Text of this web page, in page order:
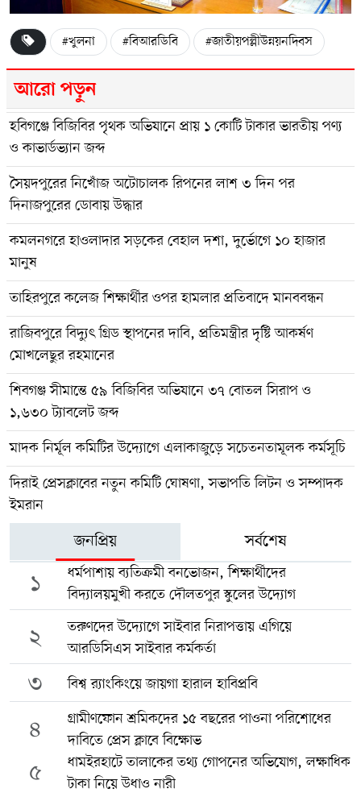
#খুলনা #বিআরডিবি #জাতীয়পল্লীউন্নয়নদিবস
আরো পড়ুন
হবিগঞ্জে বিজিবির পৃথক অভিযানে প্রায় ১ কোটি টাকার ভারতীয় পণ্য
ও কাভার্ডভ্যান জব্দ
সৈয়দপুরের নিখোঁজ অটোচালক রিপনের লাশ ৩ দিন পর
দিনাজপুরের ডোবায় উদ্ধার
কমলনগরে হাওলাদার সড়কের বেহাল দশা, দুর্ভোগে ১০ হাজার
মানুষ
তাহিরপুরে কলেজ শিক্ষার্থীর ওপর হামলার প্রতিবাদে মানববন্ধন
রাজিবপুরে বিদ্যুৎ গ্রিড স্থাপনের দাবি, প্রতিমন্ত্রীর দৃষ্টি আকর্ষণ
মোখলেছুর রহমানের
শিবগঞ্জ সীমান্তে ৫৯ বিজিবির অভিযানে ৩৭ বোতল সিরাপ ও
১,৬৩০ ট্যাবলেট জব্দ
মাদক নির্মূল কমিটির উদ্যোগে এলাকাজুড়ে সচেতনতামূলক কর্মসূচি
দিরাই প্রেসক্লাবের নতুন কমিটি ঘোষণা, সভাপতি লিটন ও সম্পাদক
ইমরান
জনপ্রিয় সর্বশেষ
১
ধর্মপাশায় ব্যতিক্রমী বনভোজন, শিক্ষার্থীদের
বিদ্যালয়মুখী করতে দৌলতপুর স্কুলের উদ্যোগ
২
তরুণদের উদ্যোগে সাইবার নিরাপত্তায় এগিয়ে
আরডিসিএস সাইবার কর্মকর্তা
৩ বিশ্ব র‍্যাংকিংয়ে জায়গা হারাল হাবিপ্রবি
৪
গ্রামীণফোন শ্রমিকদের ১৫ বছরের পাওনা পরিশোধের
দাবিতে প্রেস ক্লাবে বিক্ষোভ
৫
ধামইরহাটে তালাকের তথ্য গোপনের অভিযোগ, লক্ষাধিক
টাকা নিয়ে উধাও নারী